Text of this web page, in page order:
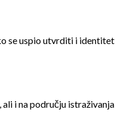
se uspio utvrditi i identitet
ali i na području istraživanja